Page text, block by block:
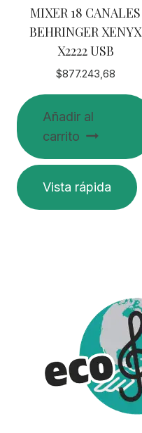
MIXER 18 CANALES
BEHRINGER XENYX
X2222 USB
$877.243,68
Añadir al
carrito
Vista rápida